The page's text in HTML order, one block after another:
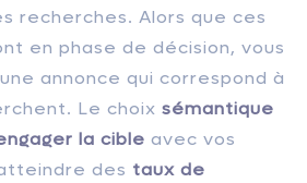
recherches. Alors que ces
en phase de décision, vous
annonce qui correspond à
Le choix sémantique
la cible avec vos
des taux de